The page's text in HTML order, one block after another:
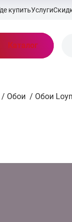
купитьУслуги
Каталог
/ Обои / Обои